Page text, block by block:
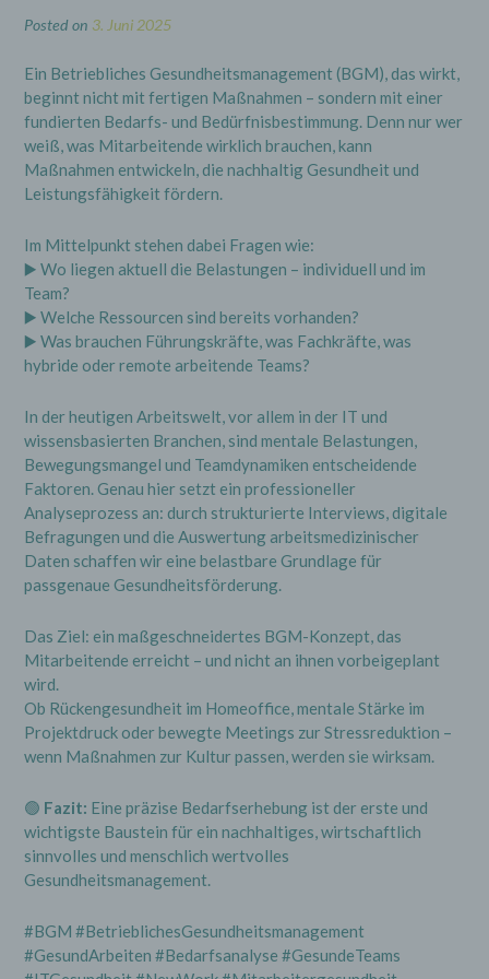
Posted on 3. Juni 2025
Ein Betriebliches Gesundheitsmanagement (BGM), das wirkt,
beginnt nicht mit fertigen Maßnahmen – sondern mit einer
fundierten Bedarfs- und Bedürfnisbestimmung. Denn nur wer
weiß, was Mitarbeitende wirklich brauchen, kann
Maßnahmen entwickeln, die nachhaltig Gesundheit und
Leistungsfähigkeit fördern.
Im Mittelpunkt stehen dabei Fragen wie:
▶️ Wo liegen aktuell die Belastungen – individuell und im
Team?
▶️ Welche Ressourcen sind bereits vorhanden?
▶️ Was brauchen Führungskräfte, was Fachkräfte, was
hybride oder remote arbeitende Teams?
In der heutigen Arbeitswelt, vor allem in der IT und
wissensbasierten Branchen, sind mentale Belastungen,
Bewegungsmangel und Teamdynamiken entscheidende
Faktoren. Genau hier setzt ein professioneller
Analyseprozess an: durch strukturierte Interviews, digitale
Befragungen und die Auswertung arbeitsmedizinischer
Daten schaffen wir eine belastbare Grundlage für
passgenaue Gesundheitsförderung.
Das Ziel: ein maßgeschneidertes BGM-Konzept, das
Mitarbeitende erreicht – und nicht an ihnen vorbeigeplant
wird.
Ob Rückengesundheit im Homeoffice, mentale Stärke im
Projektdruck oder bewegte Meetings zur Stressreduktion –
wenn Maßnahmen zur Kultur passen, werden sie wirksam.
🟢 Fazit: Eine präzise Bedarfserhebung ist der erste und
wichtigste Baustein für ein nachhaltiges, wirtschaftlich
sinnvolles und menschlich wertvolles
Gesundheitsmanagement.
#BGM #BetrieblichesGesundheitsmanagement
#GesundArbeiten #Bedarfsanalyse #GesundeTeams
Jede betroffene Person hat das vom
Europäischen Richtlinien- und
Verordnungsgeber eingeräumte Recht, von dem
für die Verarbeitung Verantwortlichen eine
Bestätigung darüber zu verlangen, ob sie
betreffende personenbezogene Daten
verarbeitet werden. Möchte eine betroffene
nehmen, kann sie sich hierzu jederzeit an einen
Mitarbeiter des für die Verarbeitung
Verantwortlichen wenden.
b) Recht auf Auskunft
Daten betroffene Person hat das vom
Europäischen Richtlinien- und
Verordnungsgeber gewährte Recht, jederzeit
von dem für die Verarbeitung Verantwortlichen
unentgeltliche Auskunft über die zu seiner
Person gespeicherten personenbezogenen
Daten und eine Kopie dieser Auskunft zu
erhalten. Ferner hat der Europäische Richtlinien-
und Verordnungsgeber der betroffenen Person
Auskunft über folgende Informationen
die Verarbeitungszwecke
die Empfänger oder Kategorien von
Empfängern, gegenüber denen die
personenbezogenen Daten offengelegt
insbesondere bei Empfängern in Drittländern
oder bei internationalen Organisationen
falls möglich die geplante Dauer, für die die
personenbezogenen Daten gespeichert
das Bestehen eines Rechts auf Berichtigung
oder Löschung der sie betreffenden